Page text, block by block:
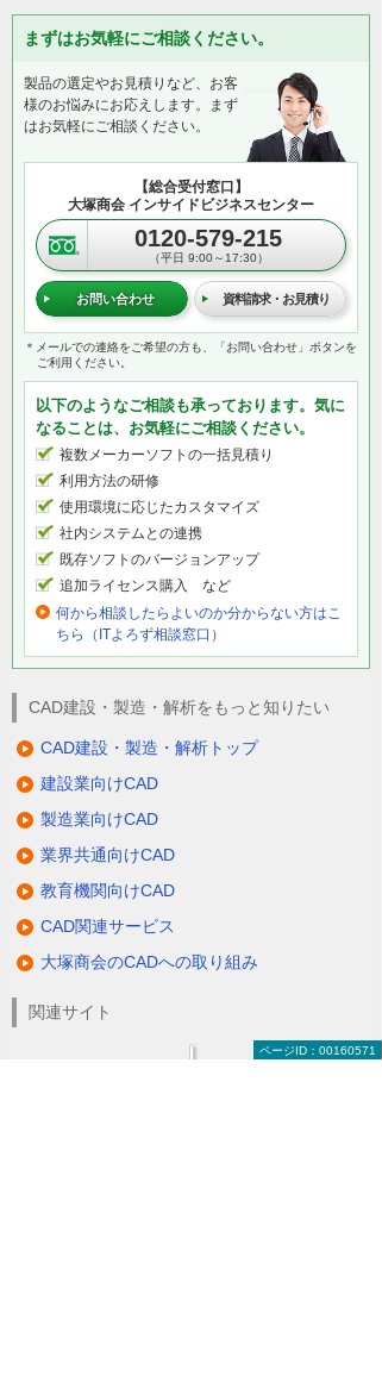
まずはお気軽にご相談ください。
製品の選定やお見積りなど、お客
様のお悩みにお応えします。まず
はお気軽にご相談ください。
【総合受付窓口】
大塚商会 インサイドビジネスセンター
0120-579-215
（平日 9:00～17:30）
お問い合わせ 資料請求・お見積り
＊メールでの連絡をご希望の方も、「お問い合わせ」ボタンを
ご利用ください。
以下のようなご相談も承っております。気に
なることは、お気軽にご相談ください。
複数メーカーソフトの一括見積り
利用方法の研修
使用環境に応じたカスタマイズ
社内システムとの連携
既存ソフトのバージョンアップ
追加ライセンス購入 など
何から相談したらよいのか分からない方はこ
ちら（ITよろず相談窓口）
CAD建設・製造・解析をもっと知りたい
CAD建設・製造・解析トップ
建設業向けCAD
製造業向けCAD
業界共通向けCAD
教育機関向けCAD
CAD関連サービス
大塚商会のCADへの取り組み
関連サイト
ページID：00160571